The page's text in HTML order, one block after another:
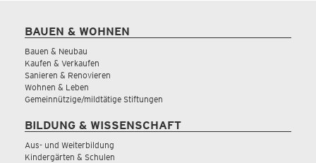
BAUEN & WOHNEN
Bauen & Neubau
Kaufen & Verkaufen
Sanieren & Renovieren
Wohnen & Leben
Gemeinnützige/mildtätige Stiftungen
BILDUNG & WISSENSCHAFT
Aus- und Weiterbildung
Kindergärten & Schulen